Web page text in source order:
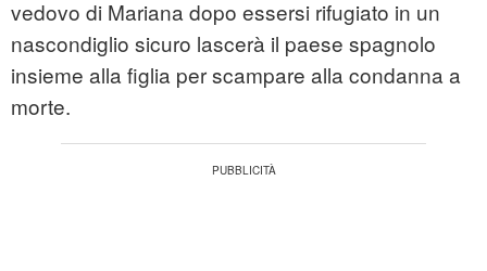
vedovo di Mariana dopo essersi rifugiato in un
nascondiglio sicuro lascerà il paese spagnolo
insieme alla figlia per scampare alla condanna a
morte.